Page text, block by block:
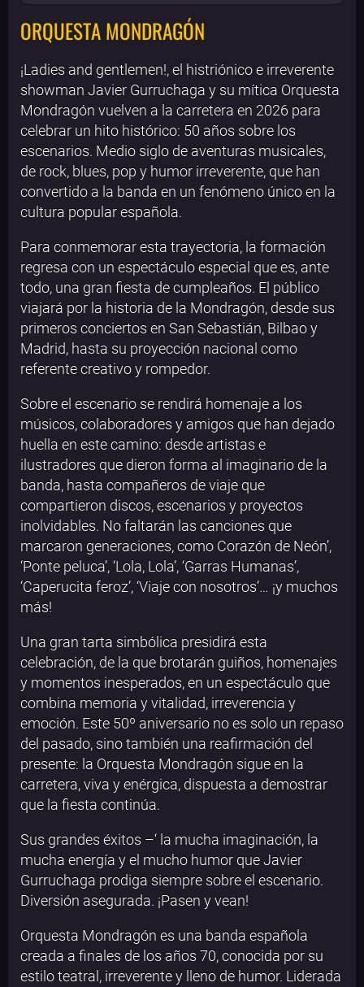
ORQUESTA MONDRAGÓN
¡Ladies and gentlemen!, el histriónico e irreverente
showman Javier Gurruchaga y su mítica Orquesta
Mondragón vuelven a la carretera en 2026 para
celebrar un hito histórico: 50 años sobre los
escenarios. Medio siglo de aventuras musicales,
de rock, blues, pop y humor irreverente, que han
convertido a la banda en un fenómeno único en la
cultura popular española.
Para conmemorar esta trayectoria, la formación
regresa con un espectáculo especial que es, ante
todo, una gran fiesta de cumpleaños. El público
viajará por la historia de la Mondragón, desde sus
primeros conciertos en San Sebastián, Bilbao y
Madrid, hasta su proyección nacional como
referente creativo y rompedor.
Sobre el escenario se rendirá homenaje a los
músicos, colaboradores y amigos que han dejado
huella en este camino: desde artistas e
ilustradores que dieron forma al imaginario de la
banda, hasta compañeros de viaje que
compartieron discos, escenarios y proyectos
inolvidables. No faltarán las canciones que
marcaron generaciones, como Corazón de Neón’,
‘Ponte peluca’, ‘Lola, Lola’, ‘Garras Humanas’,
‘Caperucita feroz’, ‘Viaje con nosotros’… ¡y muchos
más!
Una gran tarta simbólica presidirá esta
celebración, de la que brotarán guiños, homenajes
y momentos inesperados, en un espectáculo que
combina memoria y vitalidad, irreverencia y
emoción. Este 50º aniversario no es solo un repaso
del pasado, sino también una reafirmación del
presente: la Orquesta Mondragón sigue en la
carretera, viva y enérgica, dispuesta a demostrar
que la fiesta continúa.
Sus grandes éxitos –‘ la mucha imaginación, la
mucha energía y el mucho humor que Javier
Gurruchaga prodiga siempre sobre el escenario.
Diversión asegurada. ¡Pasen y vean!
Orquesta Mondragón es una banda española
creada a finales de los años 70, conocida por su
estilo teatral, irreverente y lleno de humor. Liderada